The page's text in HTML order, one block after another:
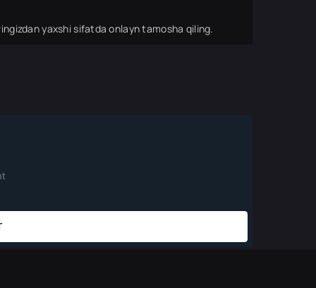
yaxshi sifatda onlayn tamosha qiling.